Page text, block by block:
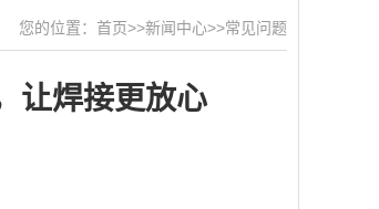
您的位置： 首页>>新闻中心>>常见问题
让焊接更放心